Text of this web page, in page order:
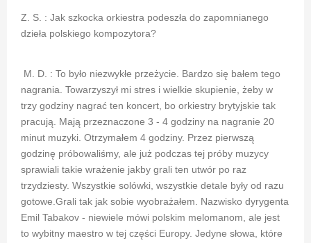
Z. S. : Jak szkocka orkiestra podeszła do zapomnianego
dzieła polskiego kompozytora?
M. D. : To było niezwykłe przeżycie. Bardzo się bałem tego
nagrania. Towarzyszył mi stres i wielkie skupienie, żeby w
trzy godziny nagrać ten koncert, bo orkiestry brytyjskie tak
pracują. Mają przeznaczone 3 - 4 godziny na nagranie 20
minut muzyki. Otrzymałem 4 godziny. Przez pierwszą
godzinę próbowaliśmy, ale już podczas tej próby muzycy
sprawiali takie wrażenie jakby grali ten utwór po raz
trzydziesty. Wszystkie solówki, wszystkie detale były od razu
gotowe.Grali tak jak sobie wyobrażałem. Nazwisko dyrygenta
Emil Tabakov - niewiele mówi polskim melomanom, ale jest
to wybitny maestro w tej części Europy. Jedyne słowa, które